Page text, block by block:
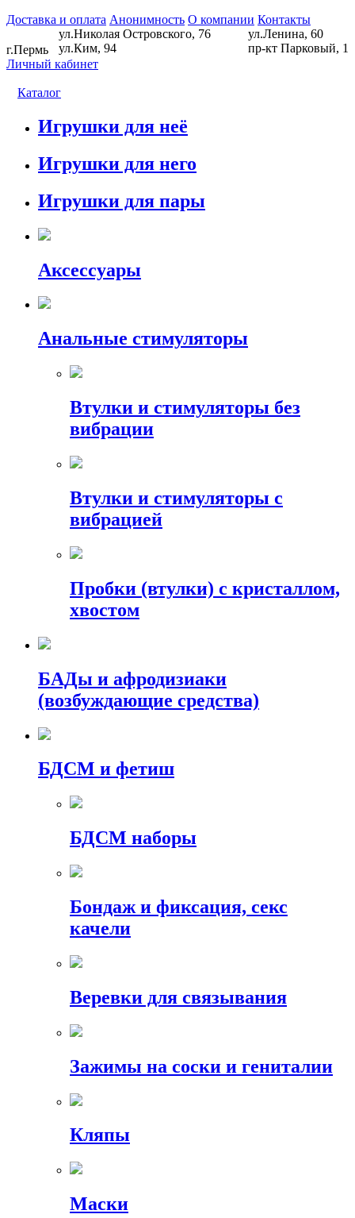
Доставка и оплата Анонимность О компании Контакты
г.Пермь
ул.Николая Островского, 76
ул.Ким, 94
ул.Ленина, 60
пр-кт Парковый, 1
Личный кабинет
Каталог
Игрушки для неё
Игрушки для него
Игрушки для пары
Аксессуары
Анальные стимуляторы
Втулки и стимуляторы без
вибрации
Втулки и стимуляторы с
вибрацией
Пробки (втулки) с кристаллом,
хвостом
БАДы и афродизиаки
(возбуждающие средства)
БДСМ и фетиш
БДСМ наборы
Бондаж и фиксация, секс
качели
Веревки для связывания
Зажимы на соски и гениталии
Кляпы
Маски